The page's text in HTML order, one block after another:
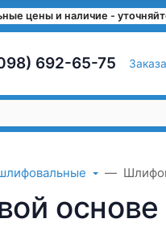
цены и наличие -
692-65-75
основе